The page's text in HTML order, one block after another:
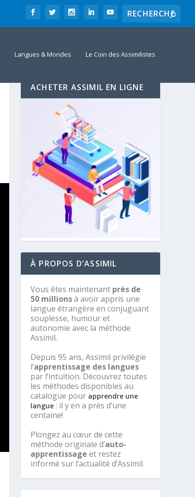
Langues & Mondes Le Coin des Assimilistes
ACHETER ASSIMIL EN LIGNE
À PROPOS D’ASSIMIL
Vous êtes maintenant près de
50 millionsà avoir appris une
langue étrangère en conjuguant
souplesse, humour et
autonomie avec la méthode
Assimil.
Depuis 95 ans, Assimil privilégie
l’apprentissage des langues
par l’intuition. Découvrez toutes
les méthodes disponibles au
catalogue pour apprendre une
langue : il y en a près d’une
centaine!
Plongez au cœur de cette
méthode originale d’auto-
apprentissage et restez
informé sur l’actualité d’Assimil.